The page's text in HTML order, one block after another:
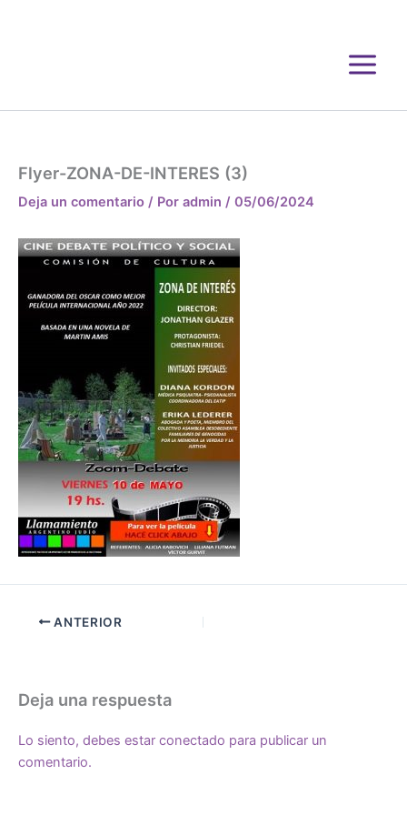
Flyer-ZONA-DE-INTERES (3)
Deja un comentario / Por admin / 05/06/2024
ANTERIOR
Deja una respuesta
Lo siento, debes estar conectado para publicar un
comentario.